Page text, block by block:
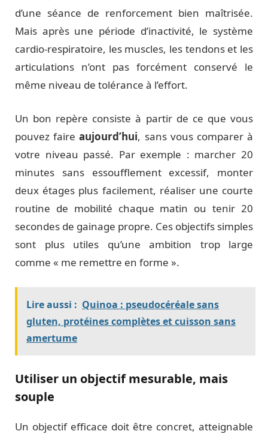
d’une séance de renforcement bien maîtrisée.
Mais après une période d’inactivité, le système
cardio-respiratoire, les muscles, les tendons et les
articulations n’ont pas forcément conservé le
même niveau de tolérance à l’effort.
Un bon repère consiste à partir de ce que vous
pouvez faireaujourd’hui, sans vous comparer à
votre niveau passé. Par exemple : marcher 20
minutes sans essoufflement excessif, monter
deux étages plus facilement, réaliser une courte
routine de mobilité chaque matin ou tenir 20
secondes de gainage propre. Ces objectifs simples
sont plus utiles qu’une ambition trop large
comme « me remettre en forme ».
Lire aussi : Quinoa : pseudocéréale sans
gluten, protéines complètes et cuisson sans
amertume
Utiliser un objectif mesurable, mais
souple
Un objectif efficace doit être concret, atteignable